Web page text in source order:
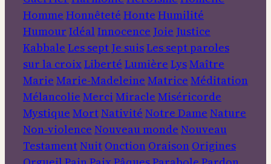
Homme Honnêteté Honte Humilité
Humour Idéal Innocence Joie Justice
Kabbale Les sept Je suisLes sept paroles
sur la croixLiberté Lumière LysMaître
Marie Marie-Madeleine Matrice Méditation
Mélancolie Merci Miracle Miséricorde
Mystique MortNativité Notre Dame Nature
Non-violence Nouveau monde Nouveau
TestamentNuit Onction Oraison Origines